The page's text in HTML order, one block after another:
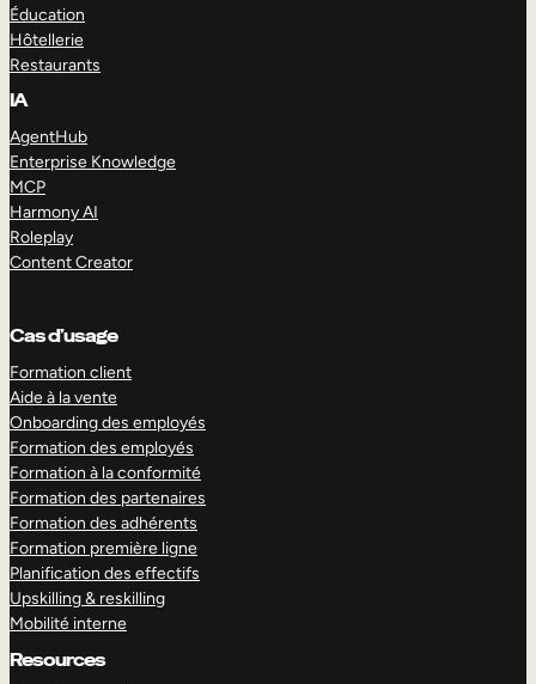
Éducation
Hôtellerie
Restaurants
IA
AgentHub
Enterprise Knowledge
MCP
Harmony AI
Roleplay
Content Creator
Cas d’usage
Formation client
Aide à la vente
Onboarding des employés
Formation des employés
Formation à la conformité
Formation des partenaires
Formation des adhérents
Formation première ligne
Planification des effectifs
Upskilling & reskilling
Mobilité interne
Resources